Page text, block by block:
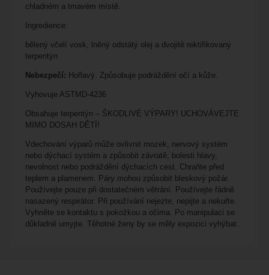
chladném a tmavém místě.
Ingredience:
bělený včelí vosk, lněný odstátý olej a dvojitě rektifikovaný
terpentýn
Nebezpečí: Hořlavý. Způsobuje podráždění očí a kůže.
Vyhovuje ASTMD-4236
Obsahuje terpentýn – ŠKODLIVÉ VÝPARY! UCHOVÁVEJTE
MIMO DOSAH DĚTÍ!
Vdechování výparů může ovlivnit mozek, nervový systém
nebo dýchací systém a způsobit závratě, bolesti hlavy,
nevolnost nebo podráždění dýchacích cest. Chraňte před
teplem a plamenem. Páry mohou způsobit bleskový požár.
Používejte pouze při dostatečném větrání. Používejte řádně
nasazený respirátor. Při používání nejezte, nepijte a nekuřte.
Vyhněte se kontaktu s pokožkou a očima. Po manipulaci se
důkladně umyjte. Těhotné ženy by se měly expozici vyhýbat.